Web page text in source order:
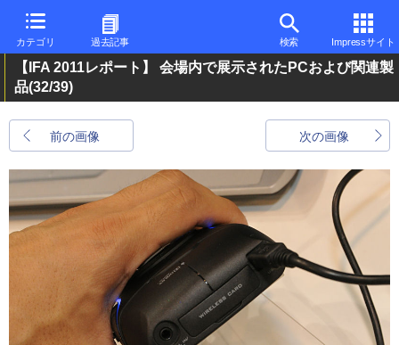
カテゴリ 過去記事 検索 Impressサイト
【IFA 2011レポート】 会場内で展示されたPCおよび関連製
品(32/39)
前の画像 次の画像